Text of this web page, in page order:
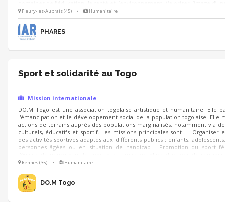
accueillante, créative et solidaire 2. Dates du voyage Le voyage se
juin au 15 juin2026.
Fleury-les-Aubrais (45) • Humanitaire
PHARES
Sport et solidarité au Togo
Mission internationale
DO.M Togo est une association togolaise artistique et humanitaire. Elle
l'émancipation et le développement social de la population togolaise. Elle
actions de terrains auprès des populations marginalisés, notamment via
culturels, éducatifs et sportif. Les missions principales sont : - Organiser
des activités sportives adaptés aux différents publics : enfants,
personnes âgées ou en situation de handicap - Promotion du sport
d'ateliers - Contribuer à la dynamique collective sur place (préparation,
projets transversaux)
Rennes (35) • Humanitaire
DO.M Togo